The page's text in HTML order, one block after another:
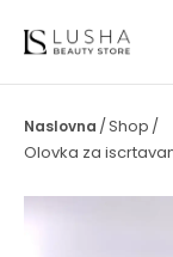
/Shop /
Olovka za